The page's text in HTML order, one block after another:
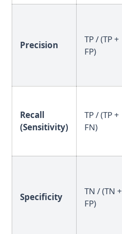
Precision
TP / (TP +
FP)
Recall
(Sensitivity)
TP / (TP +
FN)
Specificity
TN / (TN +
FP)